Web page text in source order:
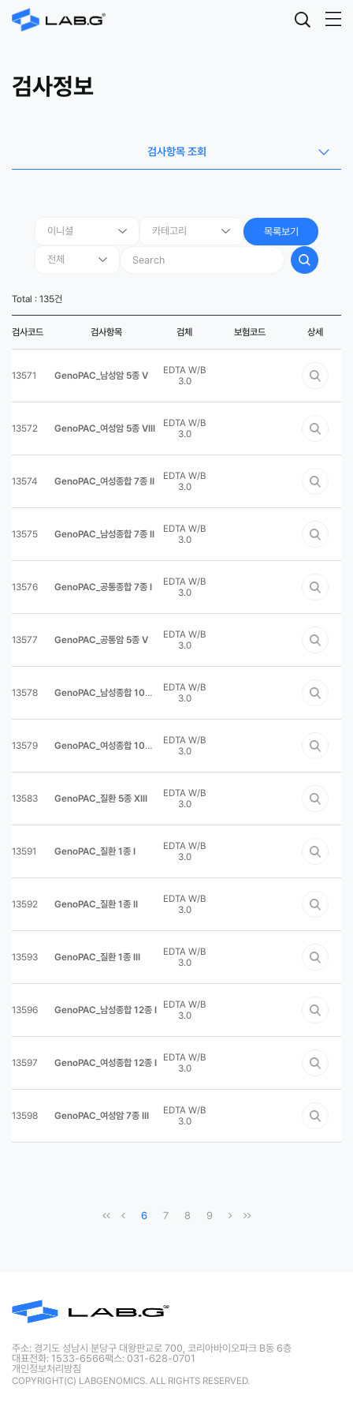
검사정보
검사항목 조회
목록보기
Total : 135건
검사코드 검사항목 검체 보험코드 상세
13571 GenoPAC_남성암 5종 V
EDTA W/B
3.0
13572 GenoPAC_여성암 5종 VIII
EDTA W/B
3.0
13574 GenoPAC_여성종합 7종 II
EDTA W/B
3.0
13575 GenoPAC_남성종합 7종 II
EDTA W/B
3.0
13576 GenoPAC_공통종합 7종 I
EDTA W/B
3.0
13577 GenoPAC_공통암 5종 V
EDTA W/B
3.0
13578 GenoPAC_남성종합 10종 II
EDTA W/B
3.0
13579 GenoPAC_여성종합 10종 II
EDTA W/B
3.0
13583 GenoPAC_질환 5종 XIII
EDTA W/B
3.0
13591 GenoPAC_질환 1종 I
EDTA W/B
3.0
13592 GenoPAC_질환 1종 II
EDTA W/B
3.0
13593 GenoPAC_질환 1종 III
EDTA W/B
3.0
13596 GenoPAC_남성종합 12종 I
EDTA W/B
3.0
13597 GenoPAC_여성종합 12종 I
EDTA W/B
3.0
13598 GenoPAC_여성암 7종 III
EDTA W/B
3.0
6 7 8 9
주소: 경기도 성남시 분당구 대왕판교로 700, 코리아바이오파크 B동 6층
대표전화: 1533-6566팩스: 031-628-0701
개인정보처리방침
COPYRIGHT(C) LABGENOMICS. ALL RIGHTS RESERVED.